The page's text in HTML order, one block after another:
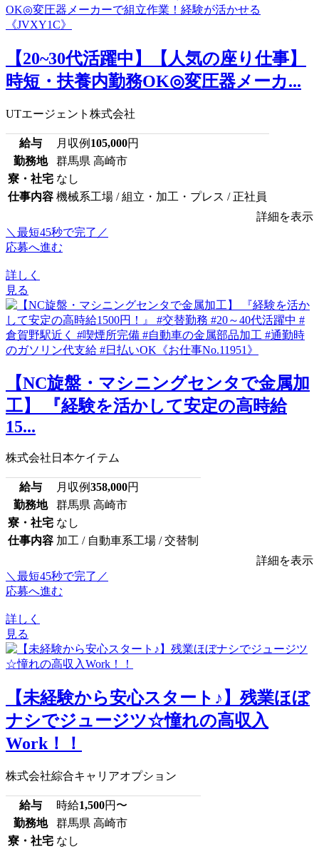
【20~30代活躍中】【人気の座り仕事】
時短・扶養内勤務OK◎変圧器メーカ...
UTエージェント株式会社
給与 月収例 105,000円
勤務地
群馬県 高崎市
寮・社宅 なし
仕事内容 機械系工場 / 組立・加工・プレス / 正社員
詳細を表示
＼最短45秒で完了／
応募へ進む
詳しく
見る
【NC旋盤・マシニングセンタで金属加
工】 『経験を活かして安定の高時給
15...
株式会社日本ケイテム
給与 月収例358,000円
勤務地
群馬県 高崎市
寮・社宅 なし
仕事内容 加工 / 自動車系工場 / 交替制
詳細を表示
＼最短45秒で完了／
応募へ進む
詳しく
見る
【未経験から安心スタート♪】残業ほぼ
ナシでジュージツ☆憧れの高収入
Work！！
株式会社綜合キャリアオプション
給与 時給1,500円〜
勤務地
群馬県 高崎市
寮・社宅 なし